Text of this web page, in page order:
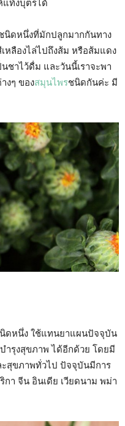
แท้งบุตรได้
นิดหนึ่งที่มักปลูกมากกันทาง
หลืองไล่ไปถึงส้ม หรือส้มแดง
ชาไว้ดื่ม และวันนี้เราจะพา
งๆ ของสมุนไพรชนิดกันค่ะ มี
ดหนึ่ง ใช้แทนยาแผนปัจจุบัน
ำรุงสุขภาพ ได้อีกด้วย โดยมี
ะสุขภาพทั่วไป ปัจจุบันมีการ
กา จีน อินเดีย เวียดนาม พม่า